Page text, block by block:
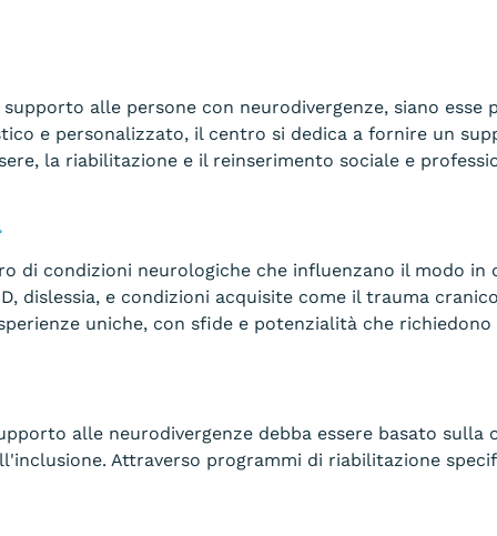
alle persone con neurodivergenze, siano
e personalizzato, il centro si dedica a fornire un
la riabilitazione e il reinserimento sociale e
di condizioni neurologiche che influenzano il modo in
dislessia, e condizioni acquisite come il trauma
uniche, con sfide e potenzialità che
alle neurodivergenze debba essere basato sulla
Attraverso programmi di riabilitazione